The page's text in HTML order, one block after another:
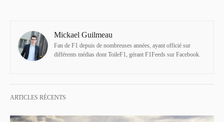
Mickael Guilmeau
Fan de F1 depuis de nombreuses années, ayant officié sur
différents médias dont ToileF1, gérant F1Feeds sur Facebook.
ARTICLES RÉCENTS